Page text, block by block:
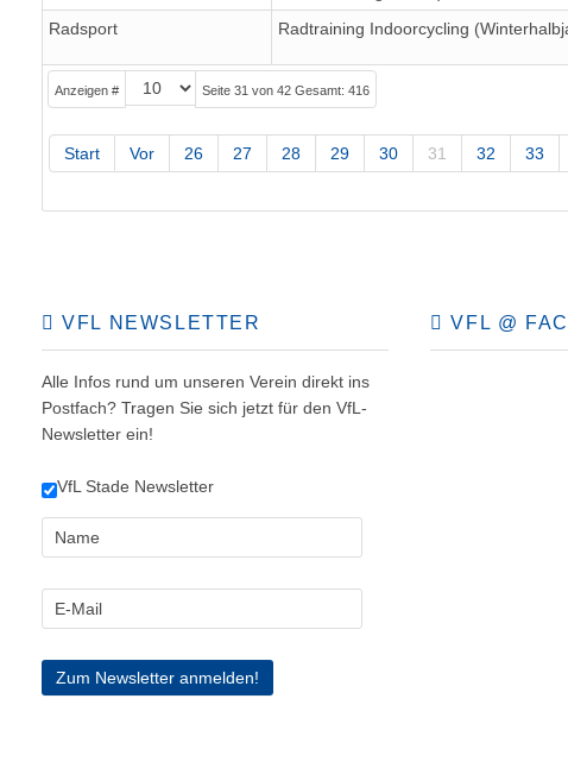
Anzeigen # Seite 31 von 42 Gesamt: 416
Start Vor 26 27 28 29 30 31 32 33
Radsport
Radtraining Indoorcycling
VFL NEWSLETTER
Alle Infos rund um unseren Verein direkt ins
Postfach? Tragen Sie sich jetzt für den VfL-
Newsletter ein!
VfL Stade Newsletter
VFL @